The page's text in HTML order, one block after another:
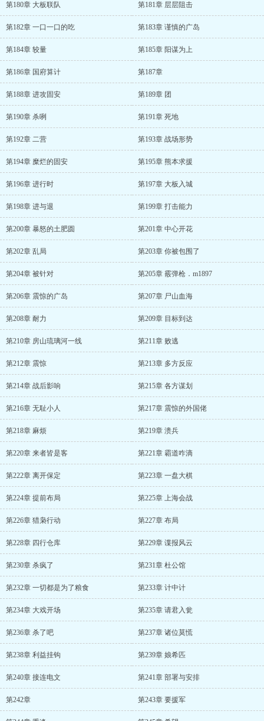
第180章 大板联队 第181章 层层阻击
第182章 一口一口的吃 第183章 谨慎的广岛
第184章 较量 第185章 阳谋为上
第186章 国府算计 第187章
第188章 进攻固安 第189章 团
第190章 杀咧 第191章 死地
第192章 二营 第193章 战场形势
第194章 糜烂的固安 第195章 熊本求援
第196章 进行时 第197章 大板入城
第198章 进与退 第199章 打击能力
第200章 暴怒的土肥圆 第201章 中心开花
第202章 乱局 第203章 你被包围了
第204章 被针对 第205章 霰弹枪．m1897
第206章 震惊的广岛 第207章 尸山血海
第208章 耐力 第209章 目标到达
第210章 房山琉璃河一线 第211章 败逃
第212章 震惊 第213章 多方反应
第214章 战后影响 第215章 各方谋划
第216章 无耻小人 第217章 震惊的外国佬
第218章 麻烦 第219章 溃兵
第220章 来者皆是客 第221章 霸道咋滴
第222章 离开保定 第223章 一盘大棋
第224章 提前布局 第225章 上海会战
第226章 猎枭行动 第227章 布局
第228章 四行仓库 第229章 谍报风云
第230章 杀疯了 第231章 杜公馆
第232章 一切都是为了粮食 第233章 计中计
第234章 大戏开场 第235章 请君入瓮
第236章 杀了吧 第237章 诸位莫慌
第238章 利益挂钩 第239章 娘希匹
第240章 接连电文 第241章 部署与安排
第242章 第243章 要援军